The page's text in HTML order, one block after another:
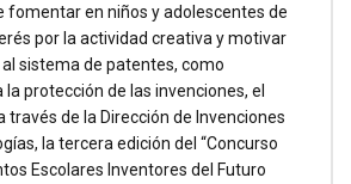
fomentar en niños y adolescentes de
por la actividad creativa y motivar
sistema de patentes, como
protección de las invenciones, el
a través de la Dirección de Invenciones
la tercera edición del “Concurso
Escolares Inventores del Futuro